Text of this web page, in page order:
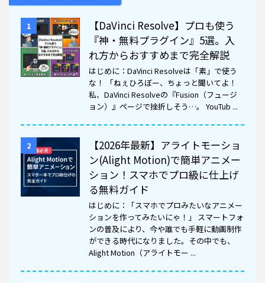
1
【DaVinci Resolve】プロも使う
『神・無料プラグイン』5選。入
れ方からおすすめまで完全解説
はじめに：DaVinci Resolveは「素」で使う
な！ 「ねぇひろぼー、ちょっと聞いてよ！
私、DaVinci Resolveの『Fusion（フュージ
ョン）』ページで挫折しそう…。 YouTub ...
2
【2026年最新】アライトモーショ
ン(Alight Motion)で簡単アニメー
ション！スマホでプロ級に仕上げ
る無料ガイド
はじめに：「スマホでプロみたいなアニメー
ションを作ってみたいにゃ！」 スマートフォ
ンの普及により、今や誰でも手軽に動画制作
ができる時代になりました。その中でも、
Alight Motion（アライトモー ...